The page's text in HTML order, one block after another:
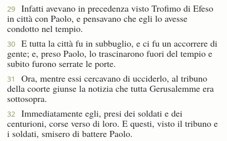
29
Infatti avevano in precedenza visto Trofimo di Efeso
in città con Paolo, e pensavano che egli lo avesse
condotto nel tempio.
30
E tutta la città fu in subbuglio, e ci fu un accorrere di
gente; e, preso Paolo, lo trascinarono fuori del tempio e
subito furono serrate le porte.
31
Ora, mentre essi cercavano di ucciderlo, al tribuno
della coorte giunse la notizia che tutta Gerusalemme era
sottosopra.
32
Immediatamente egli, presi dei soldati e dei
centurioni, corse verso di loro. E questi, visto il tribuno e
i soldati, smisero di battere Paolo.